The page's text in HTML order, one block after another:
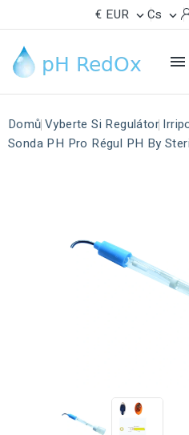
€ EUR  Cs 

Domů Vyberte Si Regulátor
Sonda PH Pro Régul PH By